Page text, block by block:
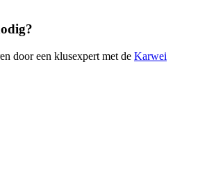
door een klusexpert met de Karwei